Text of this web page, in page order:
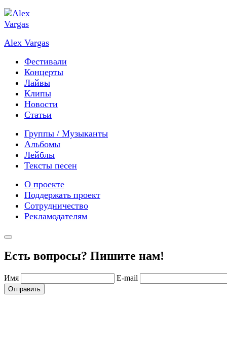
Alex Vargas
Фестивали
Концерты
Лайвы
Клипы
Новости
Статьи
Группы / Музыканты
Альбомы
Лейблы
Тексты песен
О проекте
Поддержать проект
Сотрудничество
Рекламодателям
Есть вопросы? Пишите нам!
Имя E-mail